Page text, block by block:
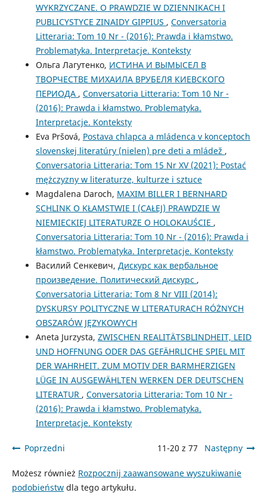
WYKRZYCZANE. O PRAWDZIE W DZIENNIKACH I
PUBLICYSTYCE ZINAIDY GIPPIUS , Conversatoria
Litteraria: Tom 10 Nr - (2016): Prawda i kłamstwo.
Problematyka. Interpretacje. Konteksty
Ольга Лагутенко, ИСТИНА И ВЫМЫСЕЛ В
ТВОРЧЕСТВЕ МИХАИЛА ВРУБЕЛЯ КИЕВСКОГО
ПЕРИОДА , Conversatoria Litteraria: Tom 10 Nr -
(2016): Prawda i kłamstwo. Problematyka.
Interpretacje. Konteksty
Eva Pršová, Postava chlapca a mládenca v konceptoch
slovenskej literatúry (nielen) pre deti a mládež ,
Conversatoria Litteraria: Tom 15 Nr XV (2021): Postać
mężczyzny w literaturze, kulturze i sztuce
Magdalena Daroch, MAXIM BILLER I BERNHARD
SCHLINK O KŁAMSTWIE I (CAŁEJ) PRAWDZIE W
NIEMIECKIEJ LITERATURZE O HOLOKAUŚCIE ,
Conversatoria Litteraria: Tom 10 Nr - (2016): Prawda i
kłamstwo. Problematyka. Interpretacje. Konteksty
Василий Сенкевич, Дискурс как вербальное
произведение. Политический дискурс ,
Conversatoria Litteraria: Tom 8 Nr VIII (2014):
DYSKURSY POLITYCZNE W LITERATURACH RÓŻNYCH
OBSZARÓW JĘZYKOWYCH
Aneta Jurzysta, ZWISCHEN REALITÄTSBLINDHEIT, LEID
UND HOFFNUNG ODER DAS GEFÄHRLICHE SPIEL MIT
DER WAHRHEIT. ZUM MOTIV DER BARMHERZIGEN
LÜGE IN AUSGEWÄHLTEN WERKEN DER DEUTSCHEN
LITERATUR , Conversatoria Litteraria: Tom 10 Nr -
(2016): Prawda i kłamstwo. Problematyka.
Interpretacje. Konteksty
Poprzedni 11-20 z 77 Następny
Możesz również Rozpocznij zaawansowane wyszukiwanie
podobieństwdla tego artykułu.